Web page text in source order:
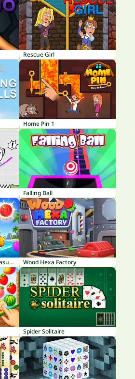
Rescue Girl
Home Pin 1
Falling Ball
Bubble Shooter: Pirate Treasures Wood Hexa Factory
Spider Solitaire